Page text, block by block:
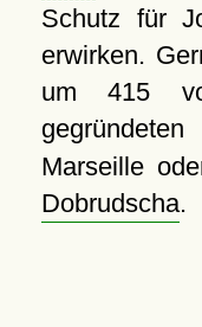
Schutz für
erwirken.
um 415
Marseille
Dobrudscha.